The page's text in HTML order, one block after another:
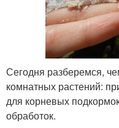
Кислота для
деревьев
Приманки с борной
кислотой
Сегодня разберемся,
комнатных растений:
для корневых
обработок.